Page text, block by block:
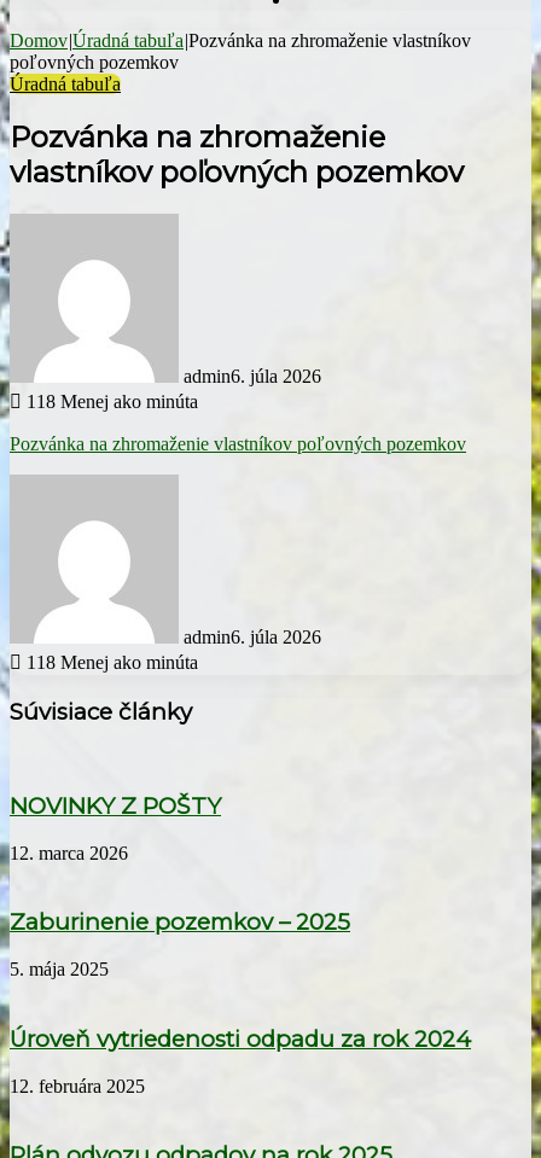
Domov|Úradná tabuľa|Pozvánka na zhromaženie vlastníkov
poľovných pozemkov
Úradná tabuľa
Pozvánka na zhromaženie
vlastníkov poľovných pozemkov
admin6. júla 2026
118 Menej ako minúta
Pozvánka na zhromaženie vlastníkov poľovných pozemkov
admin6. júla 2026
118 Menej ako minúta
Súvisiace články
NOVINKY Z POŠTY
12. marca 2026
Zaburinenie pozemkov – 2025
5. mája 2025
Úroveň vytriedenosti odpadu za rok 2024
12. februára 2025